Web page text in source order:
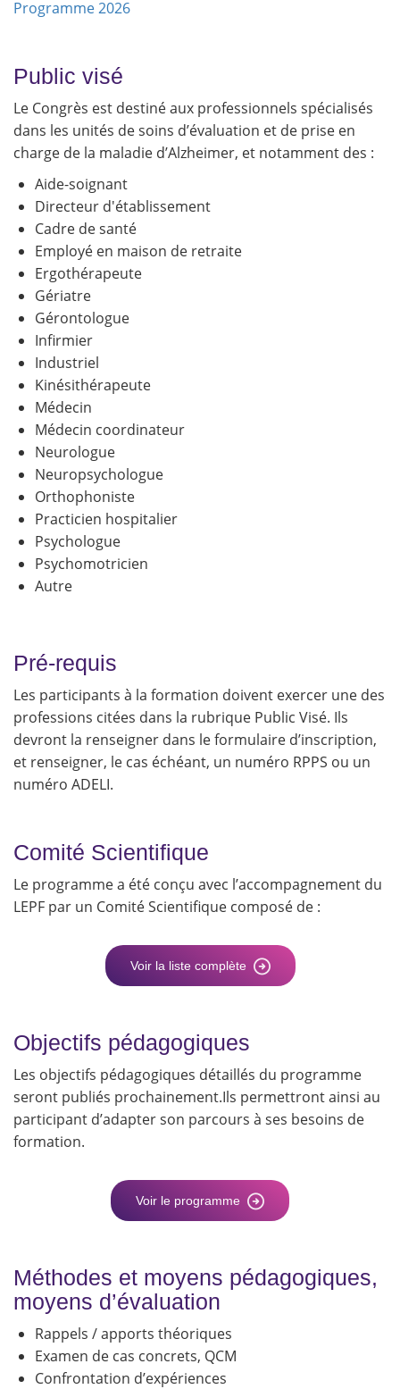
Programme 2026
Public visé
Le Congrès est destiné aux professionnels spécialisés
dans les unités de soins d’évaluation et de prise en
charge de la maladie d’Alzheimer, et notamment des :
Aide-soignant
Directeur d'établissement
Cadre de santé
Employé en maison de retraite
Ergothérapeute
Gériatre
Gérontologue
Infirmier
Industriel
Kinésithérapeute
Médecin
Médecin coordinateur
Neurologue
Neuropsychologue
Orthophoniste
Practicien hospitalier
Psychologue
Psychomotricien
Autre
Pré-requis
Les participants à la formation doivent exercer une des
professions citées dans la rubrique Public Visé. Ils
devront la renseigner dans le formulaire d’inscription,
et renseigner, le cas échéant, un numéro RPPS ou un
numéro ADELI.
Comité Scientifique
Le programme a été conçu avec l’accompagnement du
LEPF par un Comité Scientifique composé de :
Voir la liste complète
Objectifs pédagogiques
Les objectifs pédagogiques détaillés du programme
seront publiés prochainement.Ils permettront ainsi au
participant d’adapter son parcours à ses besoins de
formation.
Voir le programme
Méthodes et moyens pédagogiques,
moyens d’évaluation
Rappels / apports théoriques
Examen de cas concrets, QCM
Confrontation d’expériences